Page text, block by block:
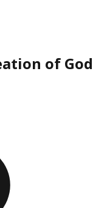
of God